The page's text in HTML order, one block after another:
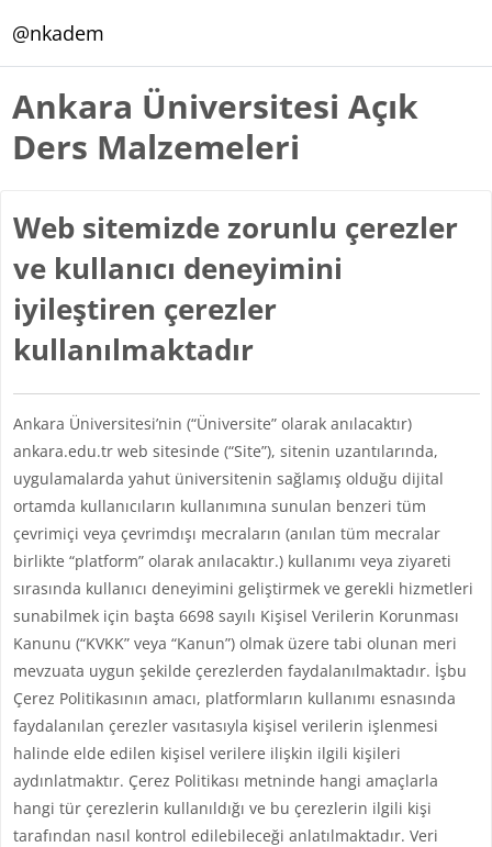
@nkadem
Ankara Üniversitesi Açık
Ders Malzemeleri
Web sitemizde zorunlu çerezler
ve kullanıcı deneyimini
iyileştiren çerezler
kullanılmaktadır
Ankara Üniversitesi’nin (“Üniversite” olarak anılacaktır)
ankara.edu.tr web sitesinde (“Site”), sitenin uzantılarında,
uygulamalarda yahut üniversitenin sağlamış olduğu dijital
ortamda kullanıcıların kullanımına sunulan benzeri tüm
çevrimiçi veya çevrimdışı mecraların (anılan tüm mecralar
birlikte “platform” olarak anılacaktır.) kullanımı veya ziyareti
sırasında kullanıcı deneyimini geliştirmek ve gerekli hizmetleri
sunabilmek için başta 6698 sayılı Kişisel Verilerin Korunması
Kanunu (“KVKK” veya “Kanun”) olmak üzere tabi olunan meri
mevzuata uygun şekilde çerezlerden faydalanılmaktadır. İşbu
Çerez Politikasının amacı, platformların kullanımı esnasında
faydalanılan çerezler vasıtasıyla kişisel verilerin işlenmesi
halinde elde edilen kişisel verilere ilişkin ilgili kişileri
aydınlatmaktır. Çerez Politikası metninde hangi amaçlarla
hangi tür çerezlerin kullanıldığı ve bu çerezlerin ilgili kişi
tarafından nasıl kontrol edilebileceği anlatılmaktadır. Veri